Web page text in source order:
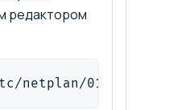
редактором
netplan/01-